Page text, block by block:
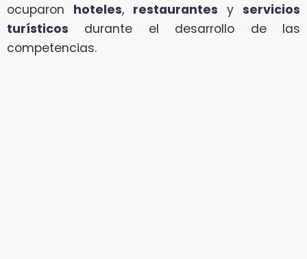
ocuparon hoteles, restaurantes y servicios
turísticos durante el desarrollo de las
competencias.